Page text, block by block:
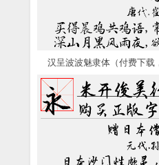
汉呈波波魅隶体（付费下载